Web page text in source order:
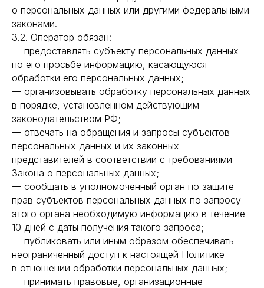
о персональных данных или другими федеральными
законами.
3.2. Оператор обязан:
— предоставлять субъекту персональных данных
по его просьбе информацию, касающуюся
обработки его персональных данных;
— организовывать обработку персональных данных
в порядке, установленном действующим
законодательством РФ;
— отвечать на обращения и запросы субъектов
персональных данных и их законных
представителей в соответствии с требованиями
Закона о персональных данных;
— сообщать в уполномоченный орган по защите
прав субъектов персональных данных по запросу
этого органа необходимую информацию в течение
10 дней с даты получения такого запроса;
— публиковать или иным образом обеспечивать
неограниченный доступ к настоящей Политике
в отношении обработки персональных данных;
— принимать правовые, организационные